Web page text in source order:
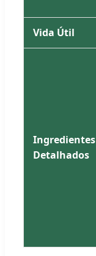
Vida Útil
Ingredientes
Detalhados